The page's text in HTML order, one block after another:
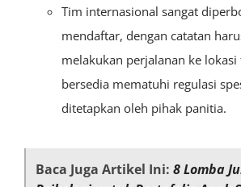
Tim internasional sangat
mendaftar, dengan catatan
melakukan perjalanan ke
bersedia mematuhi regulasi
ditetapkan oleh pihak panitia.
Baca Juga Artikel Ini: 8 Lomba